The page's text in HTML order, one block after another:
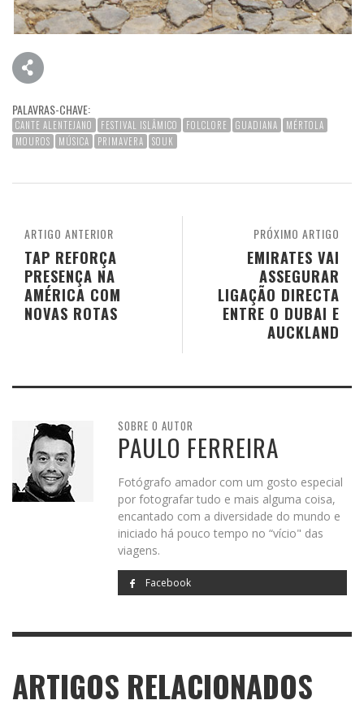
PALAVRAS-CHAVE:
CANTE ALENTEJANO FESTIVAL ISLÂMICO FOLCLORE GUADIANA
MÉRTOLA
MOUROS
MÚSICA PRIMAVERA SOUK
PRÓXIMO ARTIGO
EMIRATES VAI
ASSEGURAR
LIGAÇÃO DIRECTA
ENTRE O DUBAI E
AUCKLAND
ARTIGO ANTERIOR
TAP REFORÇA
PRESENÇA NA
AMÉRICA COM
NOVAS ROTAS
SOBRE O AUTOR
PAULO FERREIRA
Fotógrafo amador com um gosto especial
por fotografar tudo e mais alguma coisa,
encantado com a diversidade do mundo e
iniciado há pouco tempo no “vício" das
viagens.
Facebook
ARTIGOS RELACIONADOS